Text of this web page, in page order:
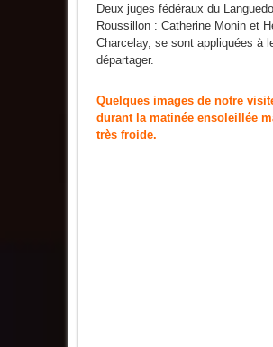
Deux juges fédéraux du
Roussillon : Catherine Monin et
Charcelay, se sont appliquées à
départager.
Quelques images de notre
durant la matinée ensoleillée
très froide.